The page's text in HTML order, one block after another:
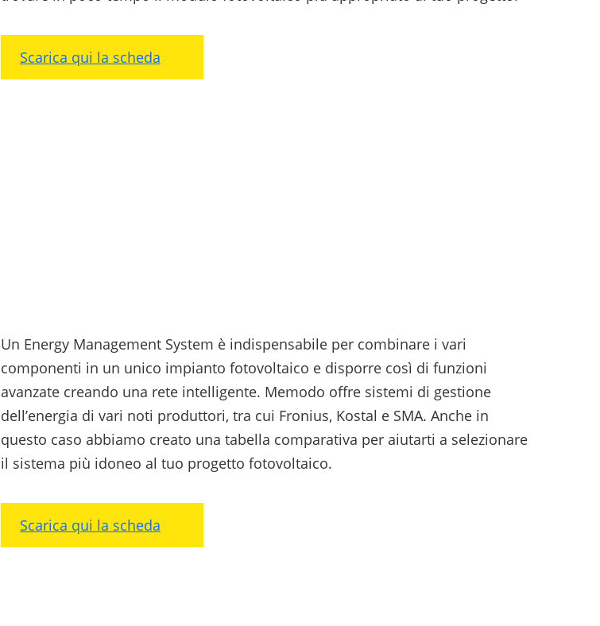
Scarica qui la scheda
Un Energy Management System è indispensabile per combinare i vari
componenti in un unico impianto fotovoltaico e disporre così di funzioni
avanzate creando una rete intelligente. Memodo offre sistemi di gestione
dell’energia di vari noti produttori, tra cui Fronius, Kostal e SMA. Anche in
questo caso abbiamo creato una tabella comparativa per aiutarti a selezionare
il sistema più idoneo al tuo progetto fotovoltaico.
Scarica qui la scheda